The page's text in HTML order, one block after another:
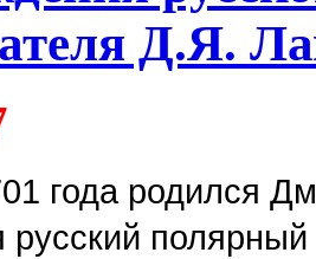
Д.Я.
года родился
полярный